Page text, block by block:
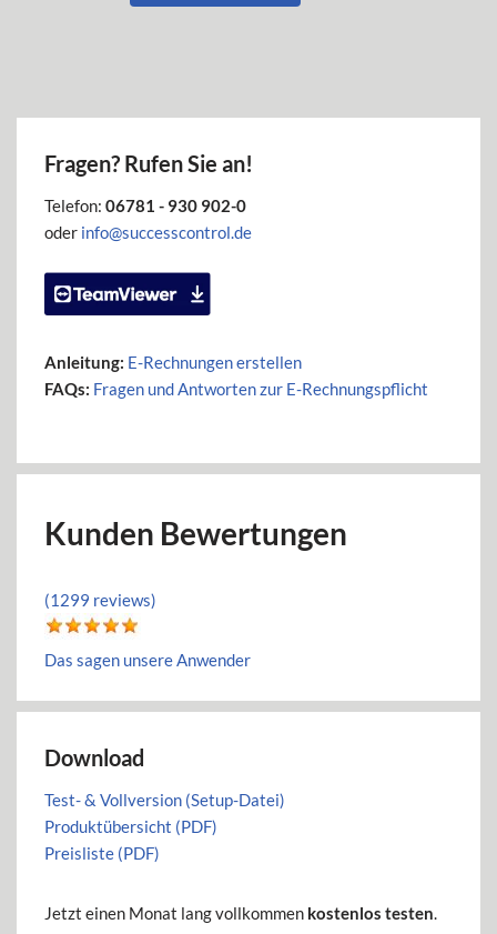
Fragen? Rufen Sie an!
Telefon: 06781 - 930 902-0
oder info@successcontrol.de
Anleitung: E-Rechnungen erstellen
FAQs: Fragen und Antworten zur E-Rechnungspflicht
Kunden Bewertungen
(1299 reviews)
Das sagen unsere Anwender
Download
Test- & Vollversion (Setup-Datei)
Produktübersicht (PDF)
Preisliste (PDF)
Jetzt einen Monat lang vollkommen kostenlos testen.